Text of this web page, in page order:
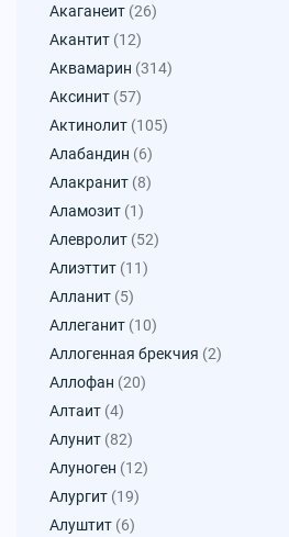
Акаганеит (26)
Акантит (12)
Аквамарин (314)
Аксинит (57)
Актинолит (105)
Алабандин (6)
Алакранит (8)
Аламозит (1)
Алевролит (52)
Алиэттит (11)
Алланит (5)
Аллеганит (10)
Аллогенная брекчия (2)
Аллофан (20)
Алтаит (4)
Алунит (82)
Алуноген (12)
Алургит (19)
Алуштит (6)